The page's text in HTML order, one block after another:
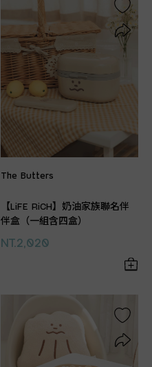
The Butters
【LiFE RiCH】奶油家族聯名伴
伴盒（一組含四盒）
NT.2,020